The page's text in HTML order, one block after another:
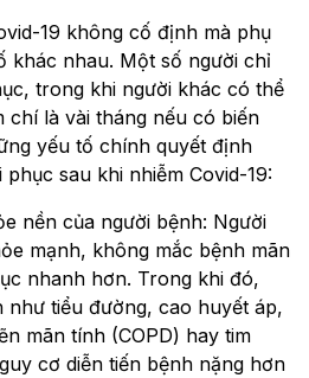
19 không cố định mà phụ
khác nhau. Một số người chỉ
trong khi người khác có thể
chí là vài tháng nếu có biến
yếu tố chính quyết định
sau khi nhiễm Covid-19:
nền của người bệnh: Người
mạnh, không mắc bệnh mãn
nhanh hơn. Trong khi đó,
như tiểu đường, cao huyết áp,
mãn tính (COPD) hay tim
cơ diễn tiến bệnh nặng hơn